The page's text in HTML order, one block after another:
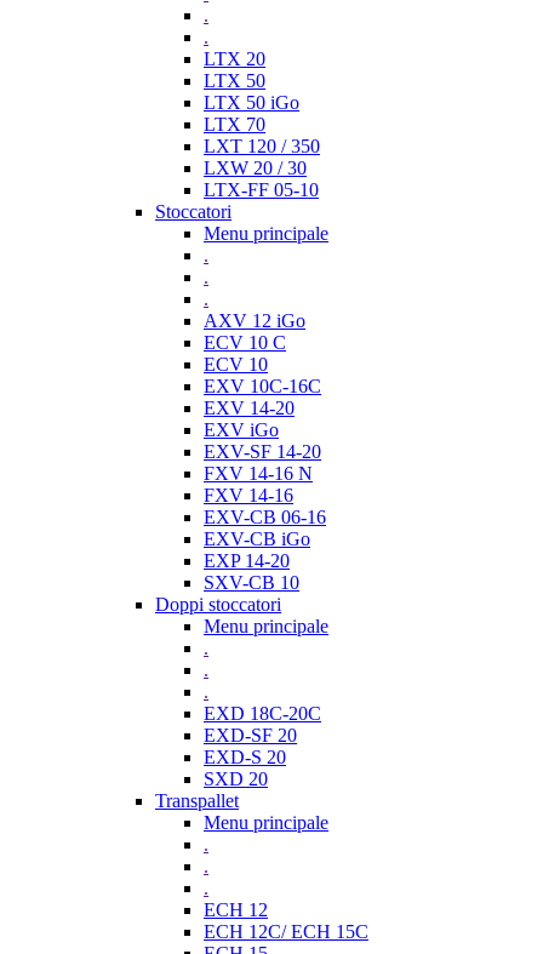
.
.
LTX 20
LTX 50
LTX 50 iGo
LTX 70
LXT 120 / 350
LXW 20 / 30
LTX-FF 05-10
Stoccatori
Menu principale
.
.
.
AXV 12 iGo
ECV 10 C
ECV 10
EXV 10C-16C
EXV 14-20
EXV iGo
EXV-SF 14-20
FXV 14-16 N
FXV 14-16
EXV-CB 06-16
EXV-CB iGo
EXP 14-20
SXV-CB 10
Doppi stoccatori
Menu principale
.
.
.
EXD 18C-20C
EXD-SF 20
EXD-S 20
SXD 20
Transpallet
Menu principale
.
.
.
ECH 12
ECH 12C/ ECH 15C